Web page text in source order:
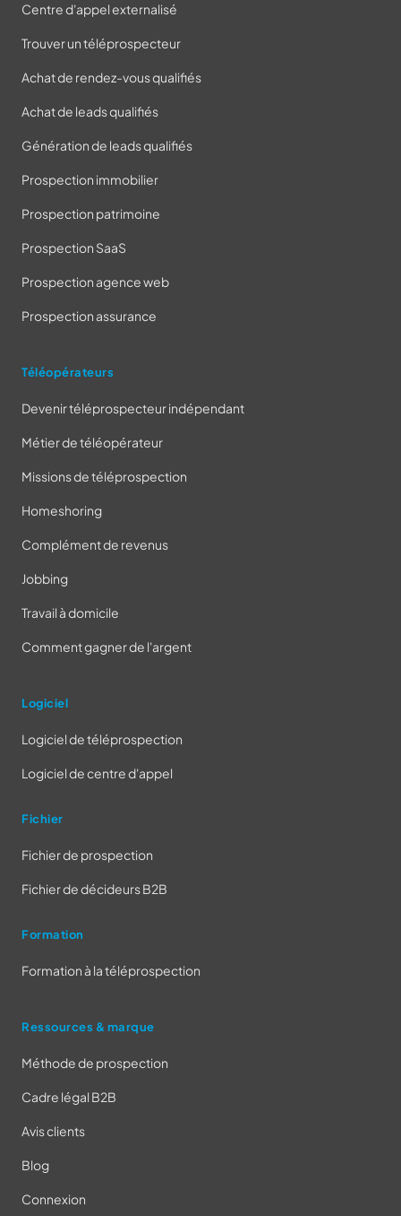
Centre d'appel externalisé
Trouver un téléprospecteur
Achat de rendez-vous qualifiés
Achat de leads qualifiés
Génération de leads qualifiés
Prospection immobilier
Prospection patrimoine
Prospection SaaS
Prospection agence web
Prospection assurance
Téléopérateurs
Devenir téléprospecteur indépendant
Métier de téléopérateur
Missions de téléprospection
Homeshoring
Complément de revenus
Jobbing
Travail à domicile
Comment gagner de l'argent
Logiciel
Logiciel de téléprospection
Logiciel de centre d'appel
Fichier
Fichier de prospection
Fichier de décideurs B2B
Formation
Formation à la téléprospection
Ressources & marque
Méthode de prospection
Cadre légal B2B
Avis clients
Blog
Connexion